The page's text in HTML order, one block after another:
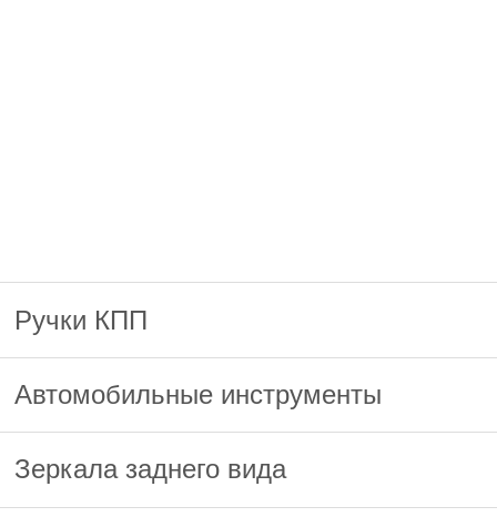
Ручки КПП
Автомобильные инструменты
Зеркала заднего вида